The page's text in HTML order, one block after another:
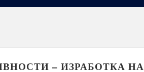
– ИЗРАБОТКА НА